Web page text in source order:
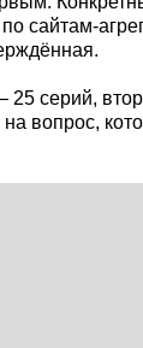
по сайтам-
25 серий,
на вопрос,